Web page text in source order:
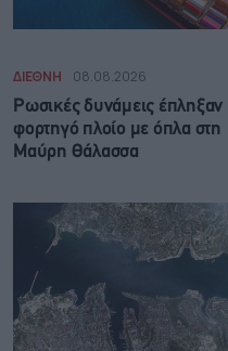
ΔΙΕΘΝΗ 08.08.2026
Ρωσικές δυνάμεις έπληξαν
φορτηγό πλοίο με όπλα στη
Μαύρη Θάλασσα